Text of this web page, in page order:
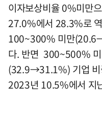
이자보상비율 0%미만
27.0%에서 28.3%로
100~300% 미만
다. 반면 300~500%
(32.9→31.1%) 기업 비
2023년 10.5%에서 지